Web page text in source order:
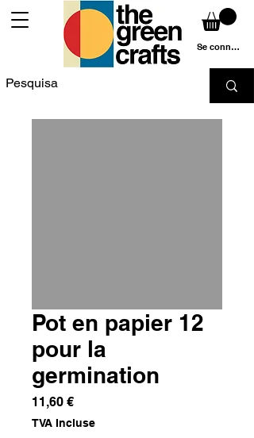
Se connecter
Pot en papier 12
pour la
germination
11,60 €Prix
TVA Incluse